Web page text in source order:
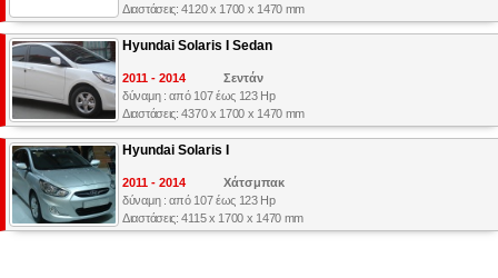
Διαστάσεις: 4120 x 1700 x 1470 mm
Hyundai Solaris I Sedan
2011 - 2014
Σεντάν
δύναμη : από 107 έως 123 Hp
Διαστάσεις: 4370 x 1700 x 1470 mm
Hyundai Solaris I
2011 - 2014
Χάτσμπακ
δύναμη : από 107 έως 123 Hp
Διαστάσεις: 4115 x 1700 x 1470 mm